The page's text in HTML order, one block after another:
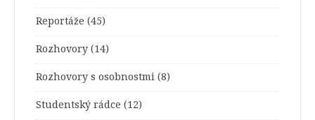
Reportáže (45)
Rozhovory (14)
Rozhovory s osobnostmi (8)
Studentský rádce (12)